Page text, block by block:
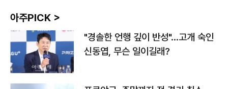
아주PICK >
"경솔한 언행 깊이 반성"…고개 숙인
신동엽, 무슨 일이길래?